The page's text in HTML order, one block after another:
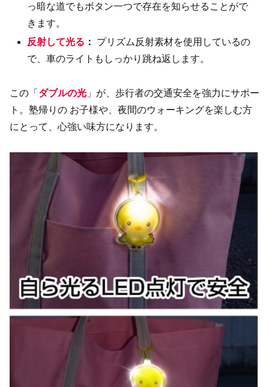
っ暗な道でもボタン一つで存在を知らせることがで
きます。
反射して光る ：
プリズム反射素材を使用しているの
で、車のライトもしっかり跳ね返します。
この「 ダブルの光 」が、歩行者の交通安全を強力にサポー
ト。塾帰りの お子様や、夜間のウォーキングを楽しむ方
にとって、心強い味方になります。